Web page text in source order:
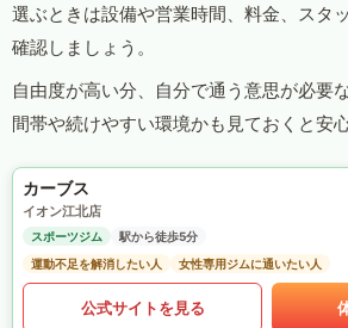
選ぶときは設備や営業時間、料金、スタ
確認しましょう。
自由度が高い分、自分で通う意思が必要
間帯や続けやすい環境かも見ておくと安心
カーブス
イオン江北店
スポーツジム
駅から徒歩5分
運動不足を解消したい人
女性専用ジムに通いたい人
公式サイトを見る